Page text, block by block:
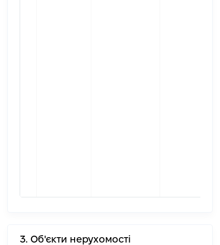
3. Об'єкти нерухомості